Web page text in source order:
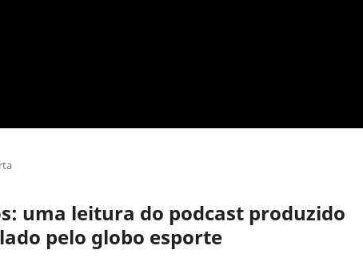
uma leitura do podcast produzido
pelo globo esporte